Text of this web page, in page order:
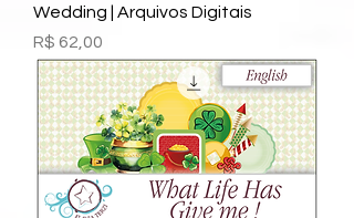
Wedding | Arquivos Digitais
Preço
R$ 62,00